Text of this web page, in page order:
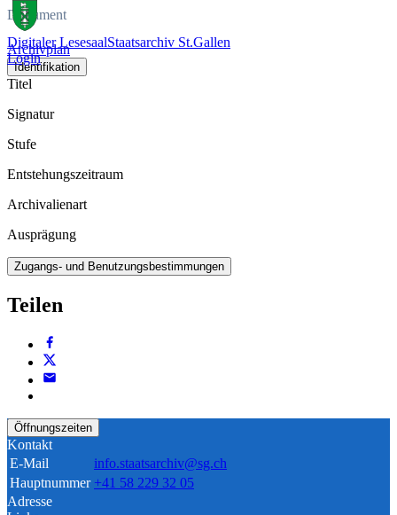
Digitaler LesesaalStaatsarchiv St.Gallen
Login
Dokument
Archivplan
Identifikation
Titel
Signatur
Stufe
Entstehungszeitraum
Archivalienart
Ausprägung
Zugangs- und Benutzungsbestimmungen
Teilen
Öffnungszeiten
Kontakt
E-Mail
info.staatsarchiv@sg.ch
Hauptnummer +41 58 229 32 05
Adresse